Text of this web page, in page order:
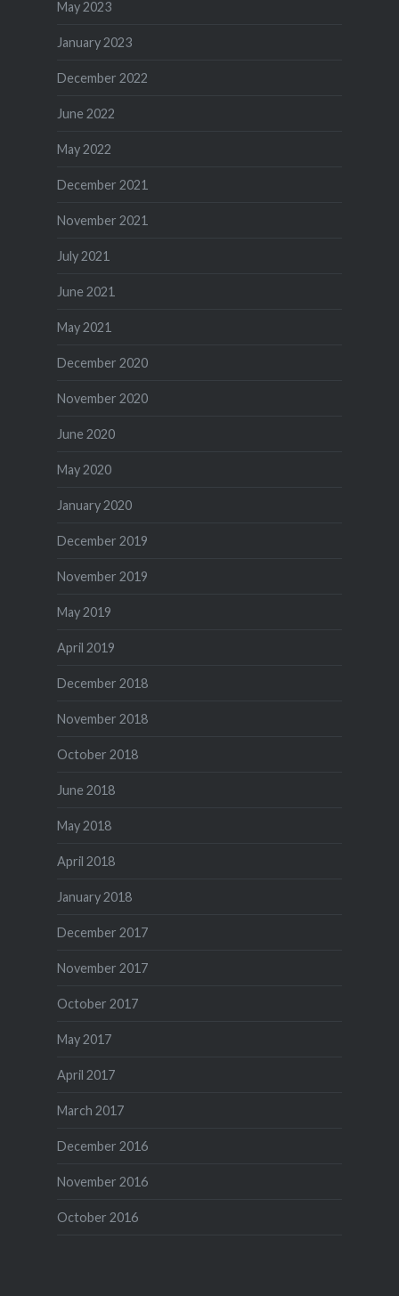
May 2023
January 2023
December 2022
June 2022
May 2022
December 2021
November 2021
July 2021
June 2021
May 2021
December 2020
November 2020
June 2020
May 2020
January 2020
December 2019
November 2019
May 2019
April 2019
December 2018
November 2018
October 2018
June 2018
May 2018
April 2018
January 2018
December 2017
November 2017
October 2017
May 2017
April 2017
March 2017
December 2016
November 2016
October 2016